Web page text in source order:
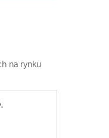
na rynku